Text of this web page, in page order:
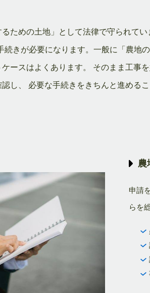
ための土地」として法律で守られて
続きが必要になります。一般に「農地
ースはよくあります。 そのまま工事
し、 必要な手続きをきちんと進めるこ
農
申請
らを